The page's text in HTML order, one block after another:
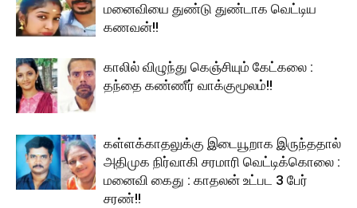
மனைவியை துண்டு துண்டாக வெட்டிய
கணவன்!!
காலில் விழுந்து கெஞ்சியும் கேட்கலை :
தந்தை கண்ணீர் வாக்குமூலம்!!
கள்ளக்காதலுக்கு இடையூறாக இருந்ததால்
அதிமுக நிர்வாகி சரமாரி வெட்டிக்கொலை :
மனைவி கைது : காதலன் உட்பட 3 பேர்
சரண்!!